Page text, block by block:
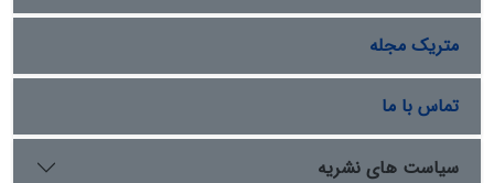
متریک مجله
تماس با ما
سیاست های نشریه